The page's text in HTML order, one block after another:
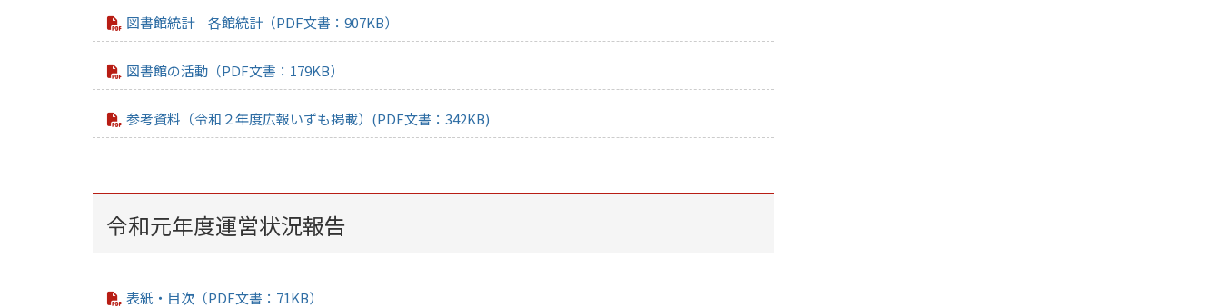
図書館統計 各館統計（PDF文書：907KB）
図書館の活動（PDF文書：179KB）
参考資料（令和２年度広報いずも掲載）(PDF文書：342KB)
令和元年度運営状況報告
表紙・目次（PDF文書：71KB）